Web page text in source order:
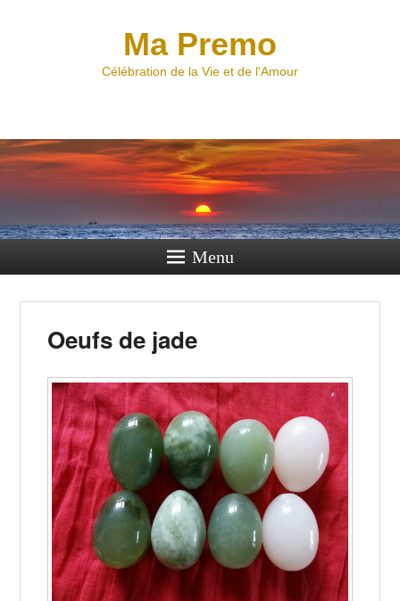
Ma Premo
Célébration de la Vie et de l'Amour
Menu
Oeufs de jade